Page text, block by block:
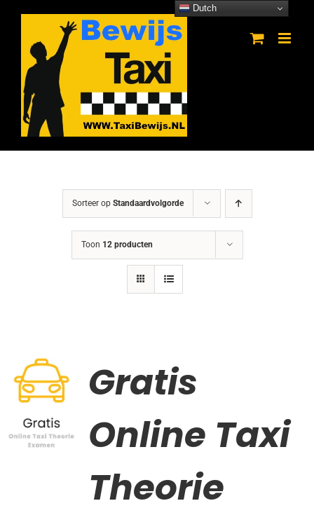
Sorteer op Standaardvolgorde
Toon 12 producten
Gewaardeerd
5.00
uit 5
TOEVOEGEN
AAN
/
DETAILS
Gratis
Online Taxi
Theorie
Dutch